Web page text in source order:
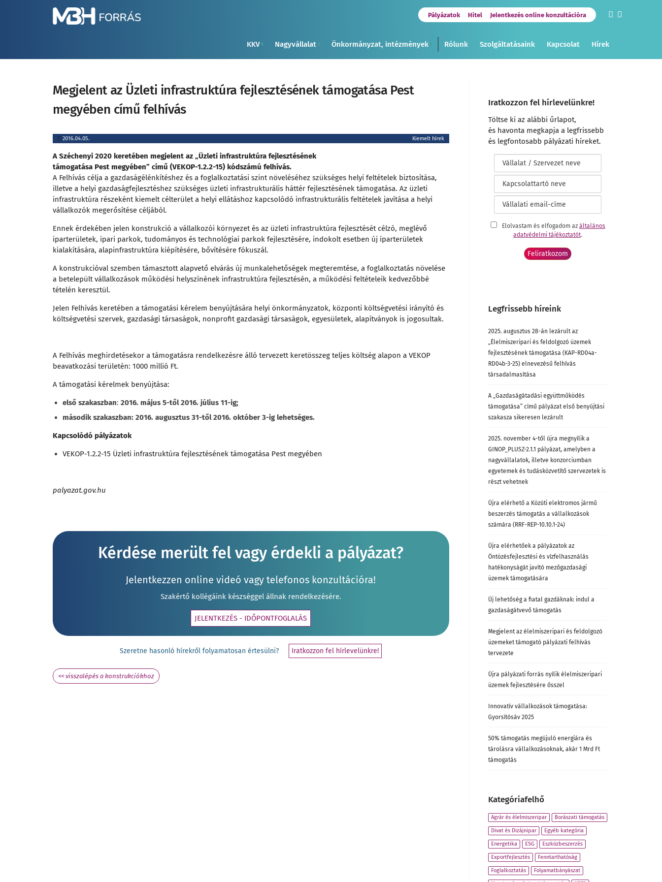
Pályázatok Hitel Jelentkezés online konzultációra
KKV Nagyvállalat Önkormányzat, intézmények Rólunk Szolgáltatásaink Kapcsolat Hírek
Megjelent az Üzleti infrastruktúra fejlesztésének támogatása Pest
megyében című felhívás
2016.04.05. Kiemelt hírek
A Széchenyi 2020 keretében megjelent az „Üzleti infrastruktúra fejlesztésének
támogatása Pest megyében” című (VEKOP-1.2.2-15) kódszámú felhívás.
A Felhívás célja a gazdaságélénkítéshez és a foglalkoztatási szint növeléséhez szükséges helyi feltételek biztosítása,
illetve a helyi gazdaságfejlesztéshez szükséges üzleti infrastrukturális háttér fejlesztésének támogatása. Az üzleti
infrastruktúra részeként kiemelt célterület a helyi ellátáshoz kapcsolódó infrastrukturális feltételek javítása a helyi
vállalkozók megerősítése céljából.
Ennek érdekében jelen konstrukció a vállalkozói környezet és az üzleti infrastruktúra fejlesztését célzó, meglévő
iparterületek, ipari parkok, tudományos és technológiai parkok fejlesztésére, indokolt esetben új iparterületek
kialakítására, alapinfrastruktúra kiépítésére, bővítésére fókuszál.
A konstrukcióval szemben támasztott alapvető elvárás új munkalehetőségek megteremtése, a foglalkoztatás növelése
a betelepült vállalkozások működési helyszínének infrastruktúra fejlesztésén, a működési feltételeik kedvezőbbé
tételén keresztül.
Jelen Felhívás keretében a támogatási kérelem benyújtására helyi önkormányzatok, központi költségvetési irányító és
költségvetési szervek, gazdasági társaságok, nonprofit gazdasági társaságok, egyesületek, alapítványok is jogosultak.
A Felhívás meghirdetésekor a támogatásra rendelkezésre álló tervezett keretösszeg teljes költség alapon a VEKOP
beavatkozási területén: 1000 millió Ft.
A támogatási kérelmek benyújtása:
első szakaszban: 2016. május 5-től 2016. július 11-ig;
második szakaszban: 2016. augusztus 31-től 2016. október 3-ig lehetséges.
Kapcsolódó pályázatok
VEKOP-1.2.2-15 Üzleti infrastruktúra fejlesztésének támogatása Pest megyében
palyazat.gov.hu
Kérdése merült fel vagy érdekli a pályázat?
Jelentkezzen online videó vagy telefonos konzultációra!
Szakértő kollégáink készséggel állnak rendelkezésére.
JELENTKEZÉS - IDŐPONTFOGLALÁS
Szeretne hasonló hírekről folyamatosan értesülni? Iratkozzon fel hírlevelünkre!
<< visszalépés a konstrukciókhoz
Iratkozzon fel hírlevelünkre!
Töltse ki az alábbi űrlapot,
és havonta megkapja a legfrissebb
és legfontosabb pályázati híreket.
Elolvastam és elfogadom az általános
adatvédelmi tájékoztatót.
Legfrissebb híreink
2025. augusztus 28-án lezárult az
„Élelmiszeripari és feldolgozó üzemek
fejlesztésének támogatása (KAP-RD04a-
RD04b-3-25) elnevezésű felhívás
társadalmasítása
A „Gazdaságátadási együttműködés
támogatása” című pályázat első benyújtási
szakasza sikeresen lezárult
2025. november 4-től újra megnyílik a
GINOP_PLUSZ-2.1.1 pályázat, amelyben a
nagyvállalatok, illetve konzorciumban
egyetemek és tudásközvetítő szervezetek is
részt vehetnek
Újra elérhető a Közúti elektromos jármű
beszerzés támogatás a vállalkozások
számára (RRF-REP-10.10.1-24)
Újra elérhetőek a pályázatok az
Öntözésfejlesztési és vízfelhasználás
hatékonyságát javító mezőgazdasági
üzemek támogatására
Új lehetőség a fiatal gazdáknak: indul a
gazdaságátvevő támogatás
Megjelent az élelmiszeripari és feldolgozó
üzemeket támogató pályázati felhívás
tervezete
Újra pályázati forrás nyílik élelmiszeripari
üzemek fejlesztésére ősszel
Innovatív vállalkozások támogatása:
Gyorsítósáv 2025
50% támogatás megújuló energiára és
tárolásra vállalkozásoknak, akár 1 Mrd Ft
támogatás
Kategóriafelhő
Agrár és élelmiszeripar Borászati támogatás
Divat és Dizájnipar Egyéb kategória
Energetika ESG Eszközbeszerzés
Exportfejlesztés Fenntarthatóság
Foglalkoztatás Folyamatbányászat